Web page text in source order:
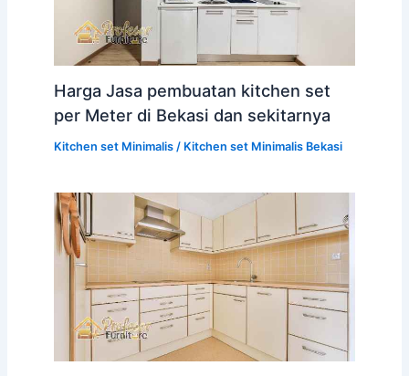
Harga Jasa pembuatan kitchen set
per Meter di Bekasi dan sekitarnya
Kitchen set Minimalis/ Kitchen set Minimalis Bekasi